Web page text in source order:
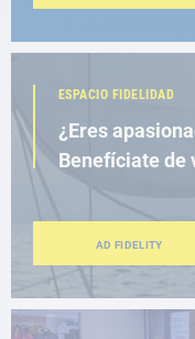
ESPACIO FIDELIDAD
¿Eres
Benefíciate de
AD FIDELITY